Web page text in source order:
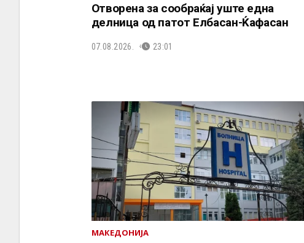
Отворена за сообраќај уште една
делница од патот Елбасан-Ќафасан
07.08.2026. 23:01
МАКЕДОНИЈА